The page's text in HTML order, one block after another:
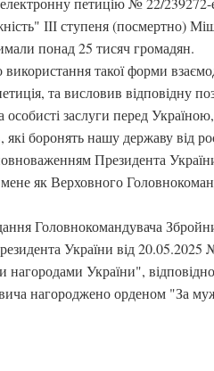
ІІІ ступеня (посмертно)
понад 25 тисяч громадян.
такої форми
та висловив відповідну
особисті заслуги перед Україною,
боронять нашу державу від
Президента
як Верховного
Головнокомандувача
України від 20.05.2025
України",
нагороджено орденом "За